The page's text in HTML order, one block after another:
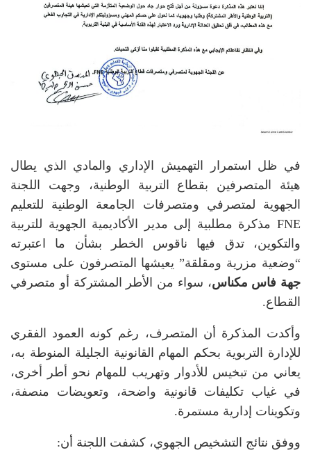
في ظل استمرار التهميش الإداري والمادي الذي يطال
هيئة المتصرفين بقطاع التربية الوطنية، وجهت اللجنة
الجهوية لمتصرفي ومتصرفات الجامعة الوطنية للتعليم
FNE مذكرة مطلبية إلى مدير الأكاديمية الجهوية للتربية
والتكوين، تدق فيها ناقوس الخطر بشأن ما اعتبرته
“وضعية مزرية ومقلقة” يعيشها المتصرفون على مستوى
جهة فاس مكناس، سواء من الأطر المشتركة أو متصرفي
القطاع.
وأكدت المذكرة أن المتصرف، رغم كونه العمود الفقري
للإدارة التربوية بحكم المهام القانونية الجليلة المنوطة به،
يعاني من تبخيس للأدوار وتهريب للمهام نحو أطر أخرى،
في غياب تكليفات قانونية واضحة، وتعويضات منصفة،
وتكوينات إدارية مستمرة.
ووفق نتائج التشخيص الجهوي، كشفت اللجنة أن: